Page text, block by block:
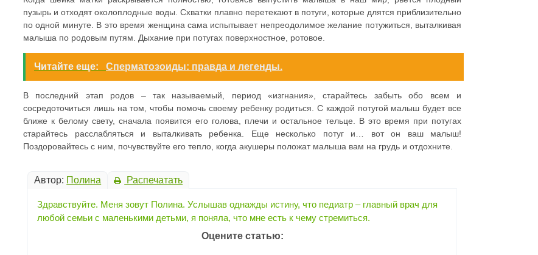
пузырь и отходят околоплодные воды. Схватки плавно перетекают в потуги, которые длятся приблизительно
по одной минуте. В это время женщина сама испытывает непреодолимое желание потужиться, выталкивая
малыша по родовым путям. Дыхание при потугах поверхностное, ротовое.
Читайте еще: Сперматозоиды: правда и легенды.
В последний этап родов – так называемый, период «изгнания», старайтесь забыть обо всем и
сосредоточиться лишь на том, чтобы помочь своему ребенку родиться. С каждой потугой малыш будет все
ближе к белому свету, сначала появится его голова, плечи и остальное тельце. В это время при потугах
старайтесь расслабляться и выталкивать ребенка. Еще несколько потуг и… вот он ваш малыш!
Поздоровайтесь с ним, почувствуйте его тепло, когда акушеры положат малыша вам на грудь и отдохните.
Автор: Полина Распечатать
Здравствуйте. Меня зовут Полина. Услышав однажды истину, что педиатр – главный врач для
любой семьи с маленькими детьми, я поняла, что мне есть к чему стремиться.
Оцените статью: